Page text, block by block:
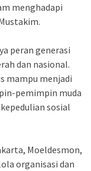
menghadapi
peran generasi
dan nasional.
mampu menjadi
pemimpin muda
sosial
Moeldesmon,
organisasi dan